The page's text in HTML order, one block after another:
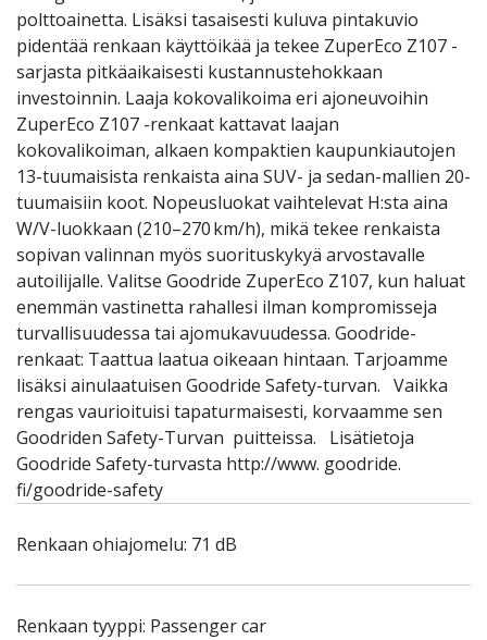
polttoainetta. Lisäksi tasaisesti kuluva pintakuvio
pidentää renkaan käyttöikää ja tekee ZuperEco Z107 -
sarjasta pitkäaikaisesti kustannustehokkaan
investoinnin. Laaja kokovalikoima eri ajoneuvoihin
ZuperEco Z107 -renkaat kattavat laajan
kokovalikoiman, alkaen kompaktien kaupunkiautojen
13-tuumaisista renkaista aina SUV- ja sedan-mallien 20-
tuumaisiin koot. Nopeusluokat vaihtelevat H:sta aina
W/V-luokkaan (210–270 km/h), mikä tekee renkaista
sopivan valinnan myös suorituskykyä arvostavalle
autoilijalle. Valitse Goodride ZuperEco Z107, kun haluat
enemmän vastinetta rahallesi ilman kompromisseja
turvallisuudessa tai ajomukavuudessa. Goodride-
renkaat: Taattua laatua oikeaan hintaan. Tarjoamme
lisäksi ainulaatuisen Goodride Safety-turvan. Vaikka
rengas vaurioituisi tapaturmaisesti, korvaamme sen
Goodriden Safety-Turvan puitteissa. Lisätietoja
Goodride Safety-turvasta http://www. goodride.
fi/goodride-safety
Renkaan ohiajomelu: 71 dB
Renkaan tyyppi: Passenger car